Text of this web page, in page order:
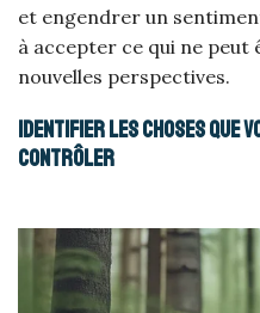
et engendrer un
à accepter ce qui ne peut
nouvelles perspectives.
Identifier les choses que
contrôler